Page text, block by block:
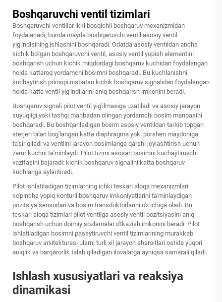
Boshqaruvchi ventil tizimlari
Boshqaruvchi ventillar ikki bosqichli boshqaruv mexanizmidan
foydalanadi, bunda mayda boshqaruvchi ventil asosiy ventil
yig'indisining ishlashini boshqaradi. Odatda asosiy ventildan ancha
kichik bo'lgan boshqaruvchi ventil, asosiy ventil yopish elementini
boshqarish uchun kichik miqdordagi boshqaruv kuchidan foydalangan
holda kattaroq yordamchi bosimni boshqaradi. Bu kuchlanishni
kuchaytirish prinsipi nisbatan kichik boshqaruv signalidan foydalangan
holda katta ventil yig'indilarini aniq boshqarish imkonini beradi.
Boshqaruv signali pilot ventil yig'ilmasiga uzatiladi va asosiy jarayon
suyuqligi yoki tashqi manbadan olingan yordamchi bosim manbasini
boshqaradi. Bu boshqariladigan bosim asosiy ventildan tarkib topgan
sterjen bilan bog'langan katta diaphragma yoki porshen maydoniga
ta'sir qiladi va ventilni jarayon bosimlariga qarshi joylashtirish uchun
zarur kuchni ta'minlaydi. Pilot tizimi asosan bosimni kuchaytiruvchi
vazifasini bajaradi: kichik boshqaruv signalini katta boshqaruv
kuchlariga aylantiradi.
Pilot ishlatiladigan tizimlarning ichki teskari aloqa mexanizmlari
ko'pincha yopiq konturli boshqaruv imkoniyatlarini ta'minlaydigan
pozitsiya sensorlari va bosim transduktorlarini o'z ichiga oladi. Bu
teskari aloqa tizimlari pilot ventilga asosiy ventil pozitsiyasini aniq
boshqarish uchun doimiy sozlamalar o'tkazish imkonini beradi. Pilot
ishlatiladigan bosimni pasaytiruvchi ventil tizimlarining murakkab
boshqaruv arxitekturasi ularni turli xil jarayon sharoitlari ostida yuqori
aniqlik va barqarorlik talab qiladigan ilovalarga ayniqsa samarali qiladi.
Ishlash xususiyatlari va reaksiya
dinamikasi